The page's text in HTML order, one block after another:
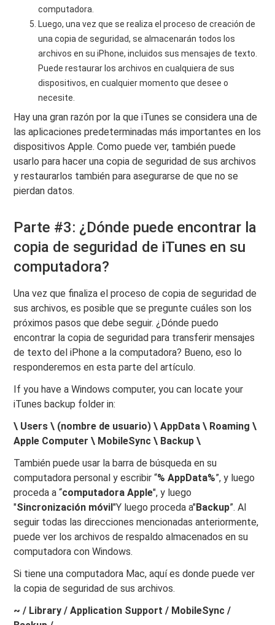
computadora.
Luego, una vez que se realiza el proceso de creación de
una copia de seguridad, se almacenarán todos los
archivos en su iPhone, incluidos sus mensajes de texto.
Puede restaurar los archivos en cualquiera de sus
dispositivos, en cualquier momento que desee o
necesite.
Hay una gran razón por la que iTunes se considera una de
las aplicaciones predeterminadas más importantes en los
dispositivos Apple. Como puede ver, también puede
usarlo para hacer una copia de seguridad de sus archivos
y restaurarlos también para asegurarse de que no se
pierdan datos.
Parte #3: ¿Dónde puede encontrar la
copia de seguridad de iTunes en su
computadora?
Una vez que finaliza el proceso de copia de seguridad de
sus archivos, es posible que se pregunte cuáles son los
próximos pasos que debe seguir. ¿Dónde puedo
encontrar la copia de seguridad para transferir mensajes
de texto del iPhone a la computadora? Bueno, eso lo
responderemos en esta parte del artículo.
If you have a Windows computer, you can locate your
iTunes backup folder in:
\ Users \ (nombre de usuario) \ AppData \ Roaming \
Apple Computer \ MobileSync \ Backup \
También puede usar la barra de búsqueda en su
computadora personal y escribir “% AppData%”, y luego
proceda a “computadora Apple", y luego
"Sincronización móvil"Y luego proceda a"Backup”. Al
seguir todas las direcciones mencionadas anteriormente,
puede ver los archivos de respaldo almacenados en su
computadora con Windows.
Si tiene una computadora Mac, aquí es donde puede ver
la copia de seguridad de sus archivos.
~ / Library / Application Support / MobileSync /